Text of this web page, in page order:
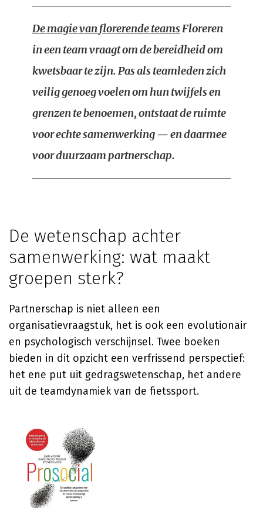
De magie van florerende teamsFloreren
in een team vraagt om de bereidheid om
kwetsbaar te zijn. Pas als teamleden zich
veilig genoeg voelen om hun twijfels en
grenzen te benoemen, ontstaat de ruimte
voor echte samenwerking — en daarmee
voor duurzaam partnerschap.
De wetenschap achter
samenwerking: wat maakt
groepen sterk?
Partnerschap is niet alleen een
organisatievraagstuk, het is ook een evolutionair
en psychologisch verschijnsel. Twee boeken
bieden in dit opzicht een verfrissend perspectief:
het ene put uit gedragswetenschap, het andere
uit de teamdynamiek van de fietssport.